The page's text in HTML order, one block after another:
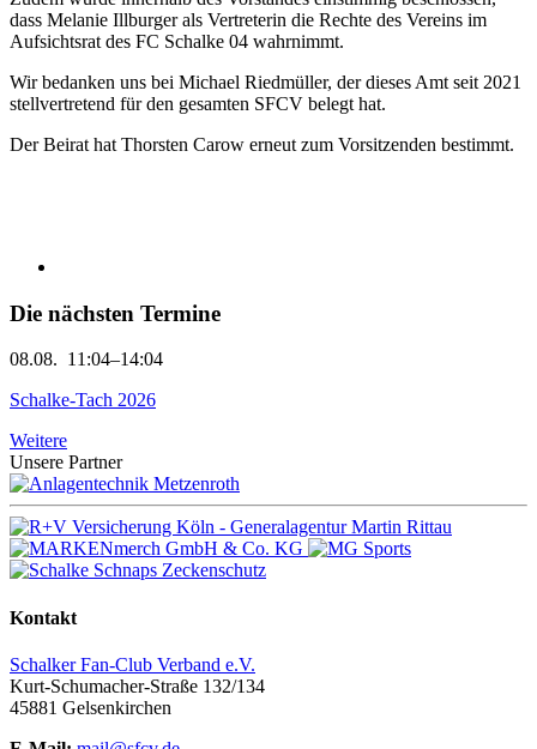
dass Melanie Illburger als Vertreterin die Rechte des Vereins im
Aufsichtsrat des FC Schalke 04 wahrnimmt.
Wir bedanken uns bei Michael Riedmüller, der dieses Amt seit 2021
stellvertretend für den gesamten SFCV belegt hat.
Der Beirat hat Thorsten Carow erneut zum Vorsitzenden bestimmt.
Die nächsten Termine
08.08. 11:04–14:04
Schalke-Tach 2026
Weitere
Unsere Partner
Kontakt
Schalker Fan-Club Verband e.V.
Kurt-Schumacher-Straße 132/134
45881 Gelsenkirchen